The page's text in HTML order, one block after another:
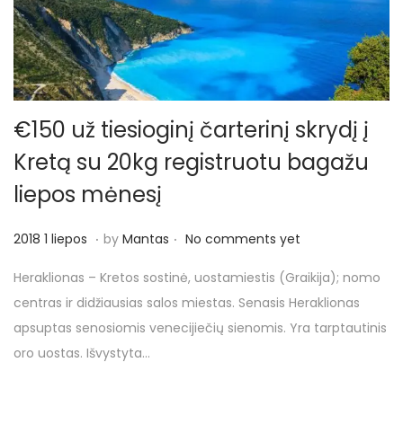
€150 už tiesioginį čarterinį skrydį į
Kretą su 20kg registruotu bagažu
liepos mėnesį
P
s
t
e
d
2018 1 liepos 2
8
1
l
. by Mantas . No comments yet
Heraklionas – Kretos sostinė, uostamiestis (Graikija); nomo
centras ir didžiausias salos miestas. Senasis Heraklionas
apsuptas senosiomis venecijiečių sienomis. Yra tarptautinis
oro uostas. Išvystyta…